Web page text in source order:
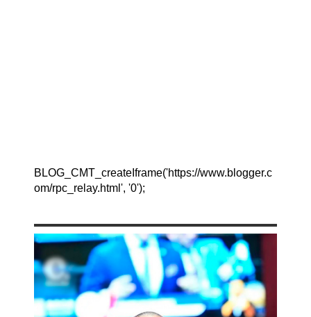
BLOG_CMT_createIframe('https://www.blogger.c
om/rpc_relay.html', '0');